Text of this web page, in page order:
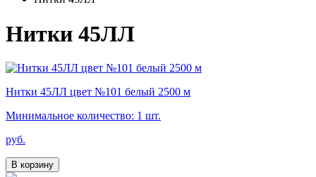
Нитки 45ЛЛ
Нитки 45ЛЛ цвет №101 белый 2500 м
Минимальное количество: 1 шт.
руб.
В корзину